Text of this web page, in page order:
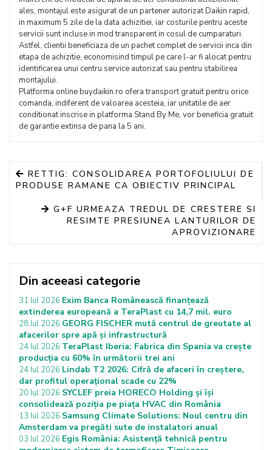
ales, montajul este asigurat de un partener autorizat Daikin rapid,
in maximum 5 zile de la data achizitiei, iar costurile pentru aceste
servicii sunt incluse in mod transparent in cosul de cumparaturi.
Astfel, clientii beneficiaza de un pachet complet de servicii inca din
etapa de achizitie, economisind timpul pe care l-ar fi alocat pentru
identificarea unui centru service autorizat sau pentru stabilirea
montajului.
Platforma online buydaikin.ro ofera transport gratuit pentru orice
comanda, indiferent de valoarea acesteia, iar unitatile de aer
conditionat inscrise in platforma Stand By Me, vor beneficia gratuit
de garantie extinsa de pana la 5 ani.
RETTIG: CONSOLIDAREA PORTOFOLIULUI DE
PRODUSE RAMANE CA OBIECTIV PRINCIPAL
G+F URMEAZA TREDUL DE CRESTERE SI
RESIMTE PRESIUNEA LANTURILOR DE
APROVIZIONARE
Din aceeasi categorie
31 Iul 2026 Exim Banca Românească finanțează
extinderea europeană a TeraPlast cu 14,7 mil. euro
28 Iul 2026 GEORG FISCHER mută centrul de greutate al
afacerilor spre apă și infrastructură
24 Iul 2026 TeraPlast Iberia: Fabrica din Spania va crește
producția cu 60% în următorii trei ani
24 Iul 2026 Lindab T2 2026: Cifră de afaceri în creștere,
dar profitul operațional scade cu 22%
20 Iul 2026 SYCLEF preia HORECO Holding și își
consolidează poziția pe piața HVAC din România
13 Iul 2026 Samsung Climate Solutions: Noul centru din
Amsterdam va pregăti sute de instalatori anual
03 Iul 2026 Egis România: Asistență tehnică pentru